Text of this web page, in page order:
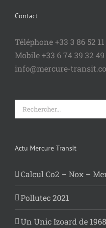
Contact
Téléphone +33 3 86 52
Mobile +33 6 74 39 32 49
info@mercure-
Rechercher:
Actu Mercure Transit
Calcul Co2 – Nox –
Pollutec 2021
Un Unic Izoard de